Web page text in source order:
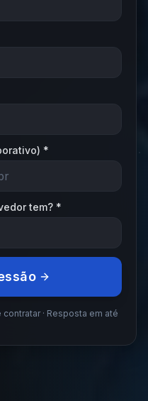
*
tem? *
· Resposta em até